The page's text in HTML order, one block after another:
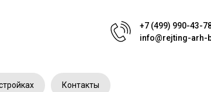
+7 (499) 990-43-
info@rejting-arh-
Контакты